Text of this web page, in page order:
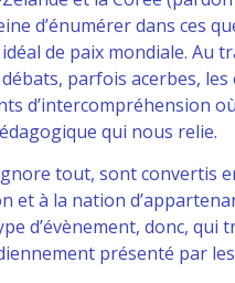
d’énumérer dans ces
de paix mondiale. Au
parfois acerbes,
d’intercompréhension
qui nous relie.
tout, sont convertis
et à la nation
d’évènement, donc, qui
présenté par